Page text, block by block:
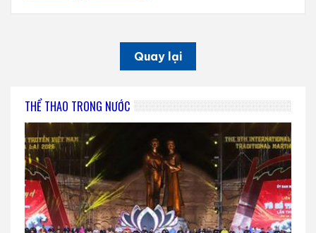
Quay lại
THỂ THAO TRONG NƯỚC